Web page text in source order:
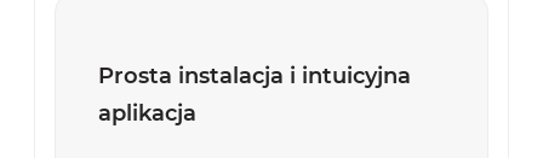
Prosta instalacja i intuicyjna
aplikacja